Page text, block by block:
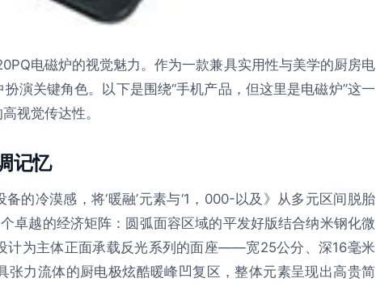
电磁炉的视觉魅力。作为一款兼具实用性与美学的厨房电
演关键角色。以下是围绕“手机产品，但这里是电磁炉”这一
视觉传达性。
记忆
的冷漠感，将‘暖融’元素与‘1，000-以及》从多元区间脱胎
卓越的经济矩阵：圆弧面容区域的平发好版结合纳米钢化微
计为主体正面承载反光系列的面座——宽25公分、深16毫米
张力流体的厨电极炫酷暖峰凹复区，整体元素呈现出高贵简